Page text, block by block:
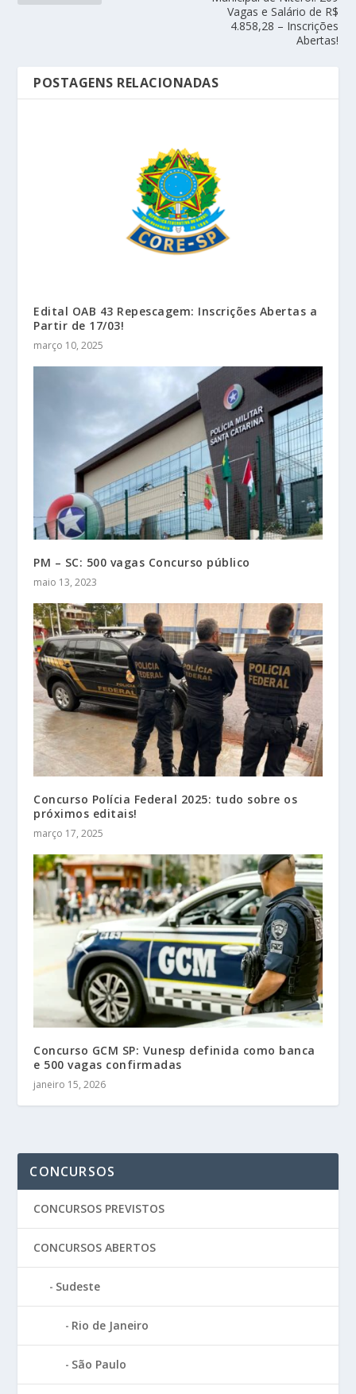
Vagas e Salário de R$
4.858,28 – Inscrições
Abertas!
POSTAGENS RELACIONADAS
Edital OAB 43 Repescagem: Inscrições Abertas a
Partir de 17/03!
março 10, 2025
PM – SC: 500 vagas Concurso público
maio 13, 2023
Concurso Polícia Federal 2025: tudo sobre os
próximos editais!
março 17, 2025
Concurso GCM SP: Vunesp definida como banca
e 500 vagas confirmadas
janeiro 15, 2026
CONCURSOS
CONCURSOS PREVISTOS
CONCURSOS ABERTOS
Sudeste
Rio de Janeiro
São Paulo